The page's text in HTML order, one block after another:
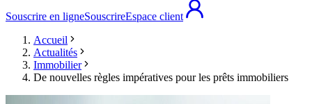
Souscrire en ligneSouscrireEspace client
Accueil
Actualités
Immobilier
De nouvelles règles impératives pour les prêts immobiliers